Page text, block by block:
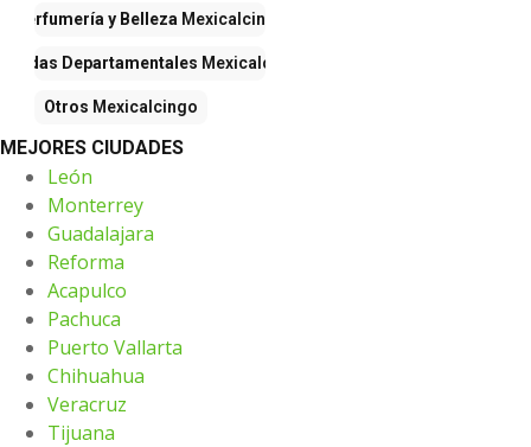
Perfumería y Belleza Mexicalcingo
Departamentales Mexicalcingo
Otros Mexicalcingo
MEJORES CIUDADES
León
Monterrey
Guadalajara
Reforma
Acapulco
Pachuca
Puerto Vallarta
Chihuahua
Veracruz
Tijuana